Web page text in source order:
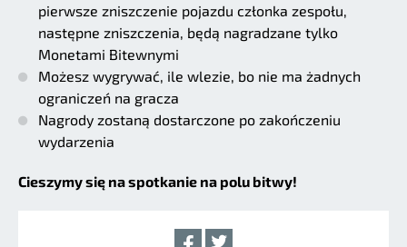
pierwsze zniszczenie pojazdu członka zespołu,
następne zniszczenia, będą nagradzane tylko
Monetami Bitewnymi
Możesz wygrywać, ile wlezie, bo nie ma żadnych
ograniczeń na gracza
Nagrody zostaną dostarczone po zakończeniu
wydarzenia
Cieszymy się na spotkanie na polu bitwy!